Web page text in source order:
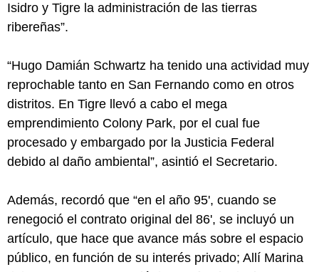
Isidro y Tigre la administración de las tierras
ribereñas”.
“Hugo Damián Schwartz ha tenido una actividad muy
reprochable tanto en San Fernando como en otros
distritos. En Tigre llevó a cabo el mega
emprendimiento Colony Park, por el cual fue
procesado y embargado por la Justicia Federal
debido al daño ambiental”, asintió el Secretario.
Además, recordó que “en el año 95', cuando se
renegoció el contrato original del 86', se incluyó un
artículo, que hace que avance más sobre el espacio
público, en función de su interés privado; Allí Marina